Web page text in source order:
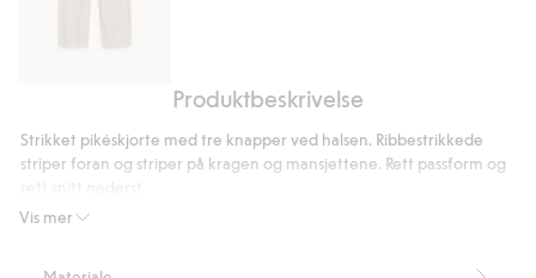
linblanding
normal
Produktbeskrivelse
Vis mer
Strikket pikéskjorte med tre knapper ved halsen. Ribbestrikkede
striper foran og striper på kragen og mansjettene. Rett passform og
Normal passform